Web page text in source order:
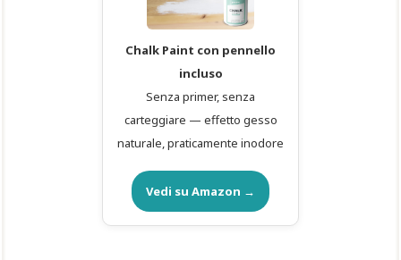
Chalk Paint con pennello
incluso
Senza primer, senza
carteggiare — effetto gesso
naturale, praticamente inodore
Vedi su Amazon →